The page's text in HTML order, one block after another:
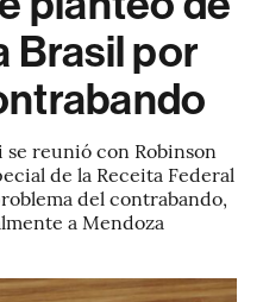
Brasil por
se reunió con Robinson
de la Receita Federal
del contrabando,
a Mendoza